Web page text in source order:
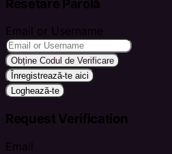
Resetare Parolă
Email or Username
Obține Codul de Verificare
Înregistrează-te aici
Loghează-te
Request Verification
Email